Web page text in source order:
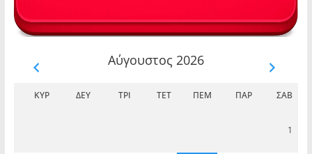
Αύγουστος 2026
ΚΥΡ ΔΕΥ ΤΡΊ ΤΕΤ ΠΈΜ ΠΑΡ ΣΆΒ
1